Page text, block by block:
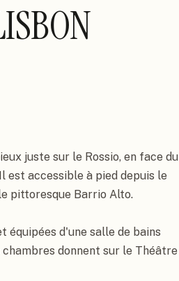
juste sur le Rossio, en face du
est accessible à pied depuis le
pittoresque Barrio Alto.
équipées d'une salle de bains
donnent sur le Théâtre